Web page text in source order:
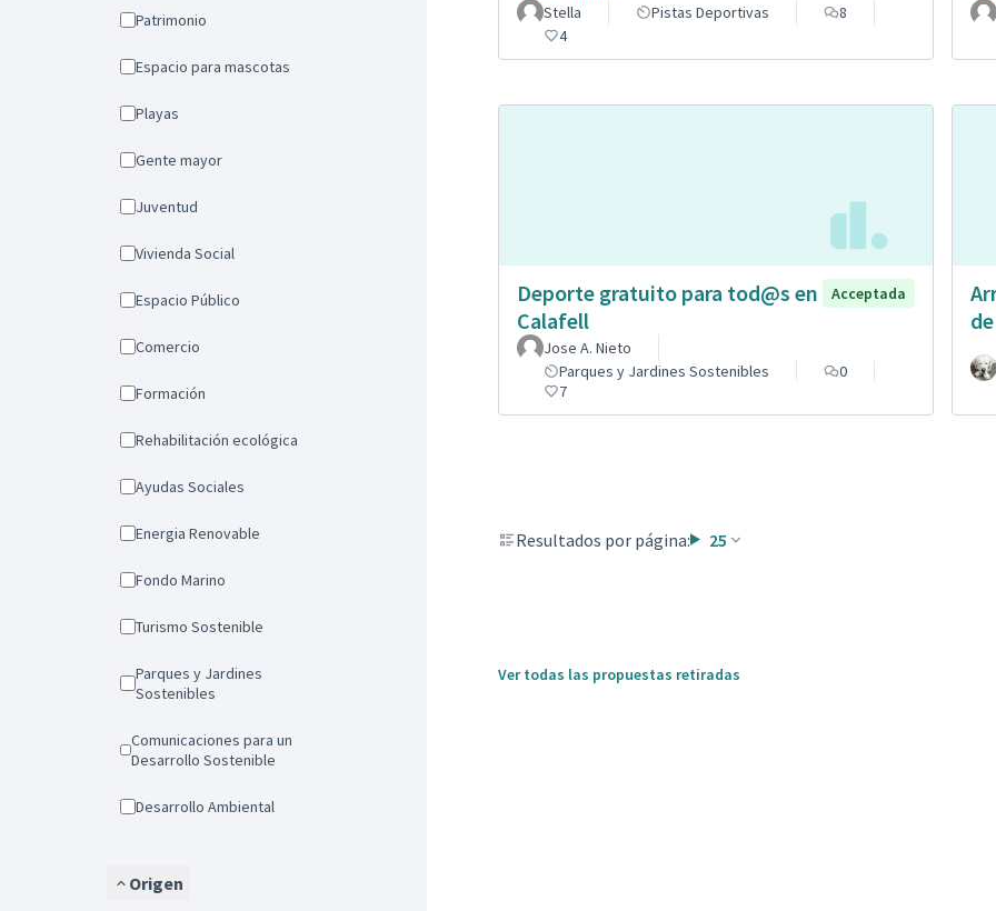
Patrimonio
Espacio para mascotas
Playas
Gente mayor
Juventud
Vivienda Social
Espacio Público
Comercio
Formación
Rehabilitación ecológica
Ayudas Sociales
Energia Renovable
Fondo Marino
Turismo Sostenible
Parques y Jardines
Sostenibles
Comunicaciones para un
Desarrollo Sostenible
Desarrollo Ambiental
Origen
Stella Pistas Deportivas
8
4
Deporte gratuito para tod@s en
Calafell
Acceptada
Jose A. Nieto
Parques y Jardines Sostenibles
0
7
Resultados por página: 25
Ver todas las propuestas retiradas